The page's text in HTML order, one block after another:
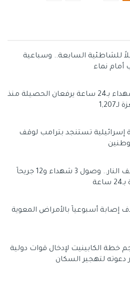
للشاطئية السابعة.. وسباعية
نماء
الصحة: 4 شهداء بـ24 ساعة يرفعان الحصيلة منذ
إسرائيلية تستنجد بترامب لوقف
1203 منذ وقف النار.. وصول 3 شهداء و12 جريحاً
5 آلاف إصابة أسبوعياً بالأمراض المعوية
خطة الكابينيت لإدخال قوات دولية
دعوته لتهجير السكان